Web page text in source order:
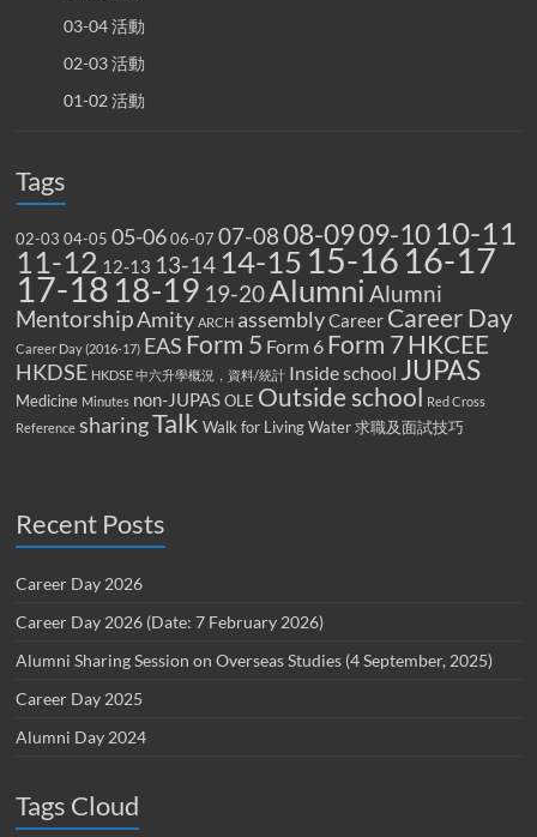
03-04 活動
02-03 活動
01-02 活動
Tags
02-03 04-05 05-06 06-07 07-0808-0909-10 10-11
11-12 12-13 13-14 14-15 15-16 16-17
17-18 18-19 19-20Alumni Alumni
MentorshipAmity ARCH assemblyCareer Career Day
Career Day (2016-17) EAS Form 5 Form 6 Form 7HKCEE
HKDSE HKDSE 中六升學概況，資料/統計 Inside school JUPAS
Medicine Minutes non-JUPAS OLE Outside school Red Cross
Reference sharingTalk Walk for Living Water 求職及面試技巧
Recent Posts
Career Day 2026
Career Day 2026 (Date: 7 February 2026)
Alumni Sharing Session on Overseas Studies (4 September, 2025)
Career Day 2025
Alumni Day 2024
Tags Cloud